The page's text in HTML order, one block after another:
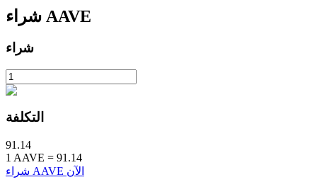
شراء AAVE
شراء
التكلفة
91.14
1 AAVE = 91.14
شراء AAVE الآن